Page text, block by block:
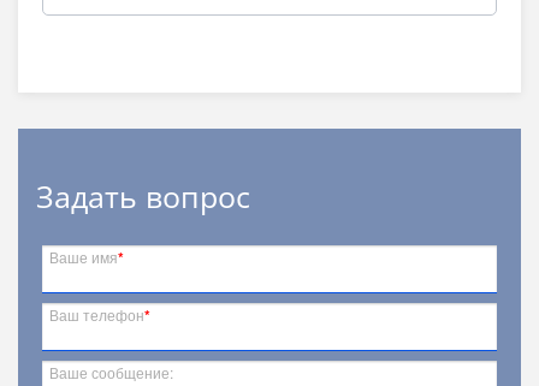
Задать вопрос
Ваше имя*
Ваш телефон*
Ваше сообщение: